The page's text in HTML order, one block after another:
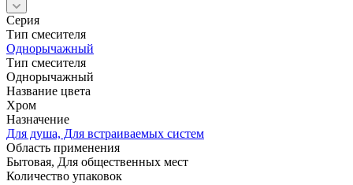
Серия
Тип смесителя
Однорычажный
Тип смесителя
Однорычажный
Название цвета
Хром
Назначение
Для душа, Для встраиваемых систем
Область применения
Бытовая, Для общественных мест
Количество упаковок